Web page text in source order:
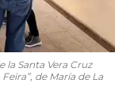
la Santa Vera Cruz
de María de La